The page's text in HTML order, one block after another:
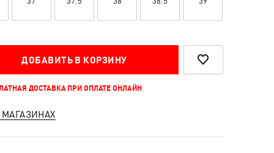
ДОБАВИТЬ В КОРЗИНУ
ДОСТАВКА ПРИ ОПЛАТЕ ОНЛАЙН